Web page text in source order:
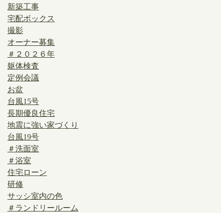
新築工事
宅配ボックス
撮影
オーナー募集
＃２０２６年
躯体検査
定例会議
お盆
台風15号
長期優良住宅
地震に強い家づくり
台風19号
＃洗面室
＃浴室
住宅ローン
研修
サッシ室内の色
＃ランドリールーム